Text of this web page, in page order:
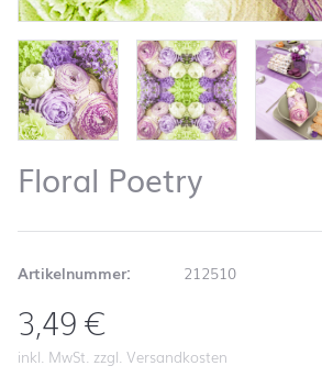
Floral Poetry
Artikelnummer: 212510
3,49€
inkl. MwSt. zzgl. Versandkosten